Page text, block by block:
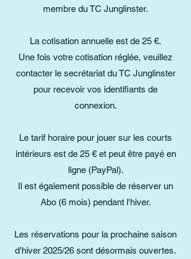
membre du TC Junglinster.
La cotisation annuelle est de 25 €.
Une fois votre cotisation réglée, veuillez
contacter le secrétariat du TC Junglinster
pour recevoir vos identifiants de
connexion.
Le tarif horaire pour jouer sur les courts
intérieurs est de 25 € et peut être payé en
ligne (PayPal).
Il est également possible de réserver un
Abo (6 mois) pendant l'hiver.
Les réservations pour la prochaine saison
d'hiver 2025/26 sont désormais ouvertes.